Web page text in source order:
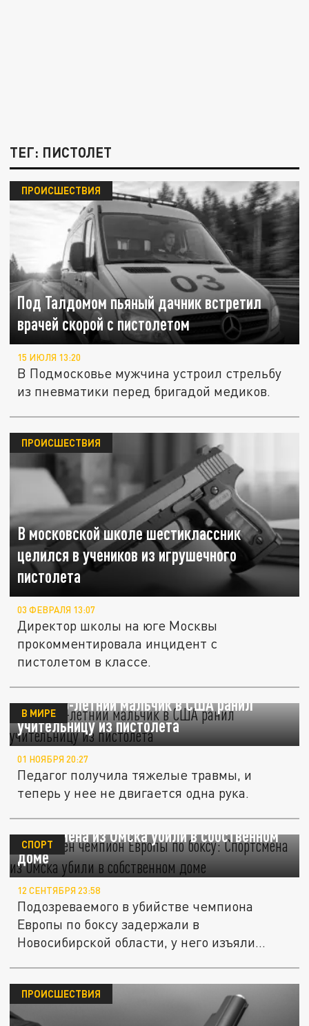
ТЕГ: ПИСТОЛЕТ
Под Талдомом пьяный дачник встретил
врачей скорой с пистолетом
ПРОИСШЕСТВИЯ
15 ИЮЛЯ 13:20
В Подмосковье мужчина устроил стрельбу
из пневматики перед бригадой медиков.
В московской школе шестиклассник
целился в учеников из игрушечного
пистолета
ПРОИСШЕСТВИЯ
03 ФЕВРАЛЯ 13:07
Директор школы на юге Москвы
прокомментировала инцидент с
пистолетом в классе.
Mirror: 6-летний мальчик в США ранил
учительницу из пистолета
В МИРЕ
01 НОЯБРЯ 20:27
Педагог получила тяжелые травмы, и
теперь у нее не двигается одна рука.
Застрелен чемпион Европы по боксу:
Спортсмена из Омска убили в собственном
доме
СПОРТ
12 СЕНТЯБРЯ 23:58
Подозреваемого в убийстве чемпиона
Европы по боксу задержали в
Новосибирской области, у него изъяли
ПРОИСШЕСТВИЯ